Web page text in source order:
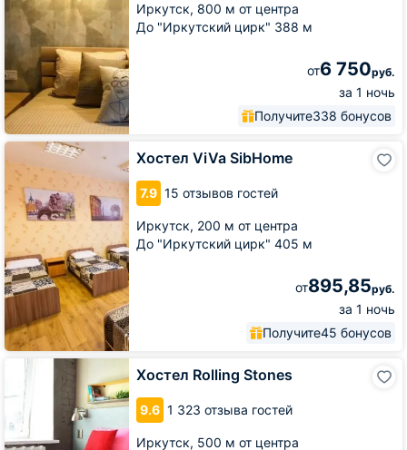
Иркутск, 800 м от центра
До "Иркутский цирк" 388 м
от6 750руб.
за 1 ночь
Получите338 бонусов
Хостел ViVa SibHome
7.9 15 отзывов гостей
Иркутск, 200 м от центра
До "Иркутский цирк" 405 м
от895,85руб.
за 1 ночь
Получите45 бонусов
Хостел
ViVa
SibHome
Хостел Rolling Stones
9.6 1 323 отзыва гостей
Иркутск, 500 м от центра
Хостел
Rolling
Stones